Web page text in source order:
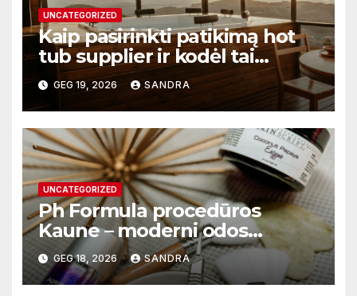
UNCATEGORIZED
Kaip pasirinkti patikimą hot
tub supplier ir kodėl tai
svarbu?
GEG 19, 2026 SANDRA
UNCATEGORIZED
Ph Formula procedūros
Kaune – moderni odos
atnaujinimo sistema
GEG 18, 2026 SANDRA